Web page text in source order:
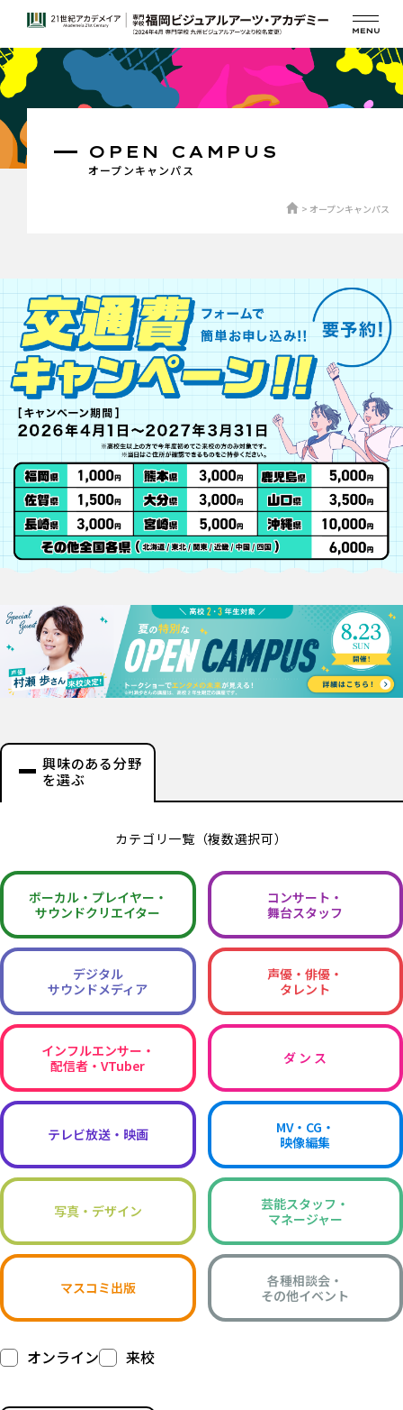
オープンキャンパス
OPEN CAMPUS
オープンキャンパス
興味のある分野
を選ぶ
カテゴリ一覧（複数選択可）
ボーカル・ プレイヤー・
サウンドクリエイター
コンサート・
舞台スタッフ
デジタル
サウンドメディア
声優・俳優・
タレント
インフルエンサー・
配信者・VTuber
ダ ン ス
テレビ放送・映画
MV・CG・
映像編集
写真・デザイン
芸能スタッフ・
マネージャー
マスコミ出版
各種相談会・
その他イベント
オンライン 来校